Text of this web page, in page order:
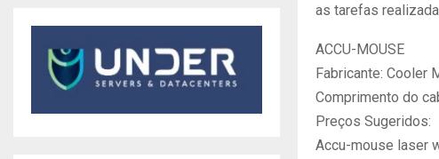
as tarefas
ACCU-MOUSE
Fabricante: Cooler
Comprimento do
Preços Sugeridos:
Accu-mouse laser